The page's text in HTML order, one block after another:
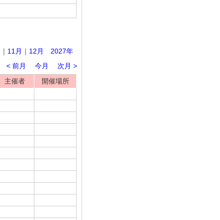
｜ 11月 ｜ 12月
2027年
< 前月
今月
次月 >
主催者
開催場所